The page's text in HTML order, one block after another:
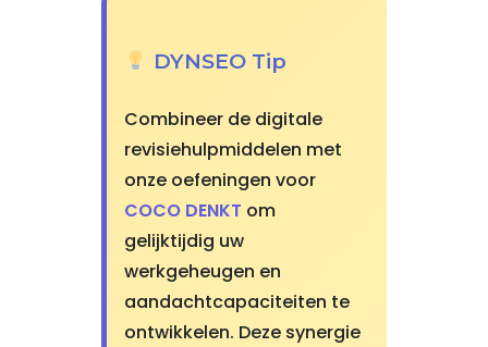
DYNSEO Tip
Combineer de digitale
revisiehulpmiddelen met
onze oefeningen voor
COCO DENKT om
gelijktijdig uw
werkgeheugen en
aandachtcapaciteiten te
ontwikkelen. Deze synergie